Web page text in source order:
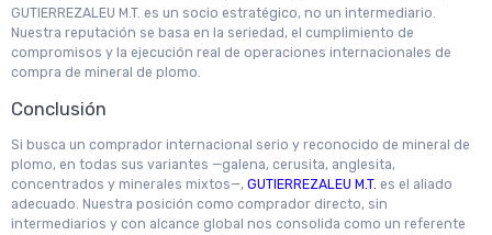
GUTIERREZALEU M.T. es un socio estratégico, no un intermediario.
Nuestra reputación se basa en la seriedad, el cumplimiento de
compromisos y la ejecución real de operaciones internacionales de
compra de mineral de plomo.
Conclusión
Si busca un comprador internacional serio y reconocido de mineral de
plomo, en todas sus variantes —galena, cerusita, anglesita,
concentrados y minerales mixtos—, GUTIERREZALEU M.T. es el aliado
adecuado. Nuestra posición como comprador directo, sin
intermediarios y con alcance global nos consolida como un referente